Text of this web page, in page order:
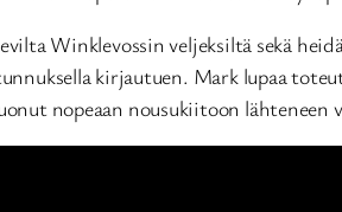
Winklevossin veljeksiltä sekä
kirjautuen. Mark lupaa
nopeaan nousukiitoon lähteneen